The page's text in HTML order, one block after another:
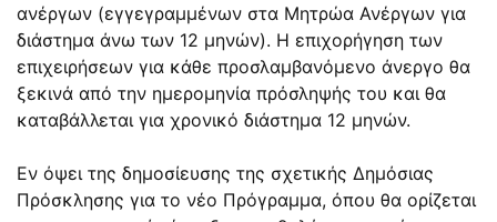
ανέργων (εγγεγραμμένων στα Μητρώα Ανέργων για
διάστημα άνω των 12 μηνών). Η επιχορήγηση των
επιχειρήσεων για κάθε προσλαμβανόμενο άνεργο θα
ξεκινά από την ημερομηνία πρόσληψής του και θα
καταβάλλεται για χρονικό διάστημα 12 μηνών.
Εν όψει της δημοσίευσης της σχετικής Δημόσιας
Πρόσκλησης για το νέο Πρόγραμμα, όπου θα ορίζεται